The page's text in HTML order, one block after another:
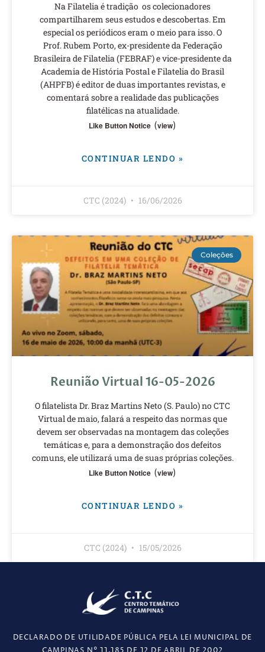
Na Filatelia é tradição os colecionadores
compartilharem seus estudos e descobertas. Em
especial os periódicos eram o meio para isso. O
Prof. Rubem Porto, ex-presidente da Federação
Brasileira de Filatelia (FEBRAF) e vice-presidente da
Academia de História Postal e Filatelia do Brasil
(AHPFB) é editor de duas importantes revistas, e
comentará sobre a realidade das publicações
filatélicas na atualidade.
Like Button Notice (view)
CONTINUAR LENDO »
CTC (2024) 16/06/2026
Coleções
Reunião Virtual 16-05-2026
O filatelista Dr. Braz Martins Neto (S. Paulo) no CTC
Virtual de maio, falará a respeito das normas que
devem ser observadas na montagem das coleções
temáticas e, para a demonstração dos defeitos
comuns, ele utilizará uma de suas próprias coleções.
Like Button Notice (view)
CONTINUAR LENDO »
CTC (2024) 15/05/2026
DECLARADO DE UTILIDADE PÚBLICA PELA LEI MUNICIPAL DE